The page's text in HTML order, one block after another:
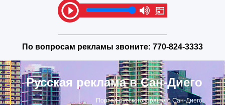
По вопросам рекламы звоните: 770-824-3333
Русская реклама в Сан-Диего
Портал русскоговорящего Сан-Диего